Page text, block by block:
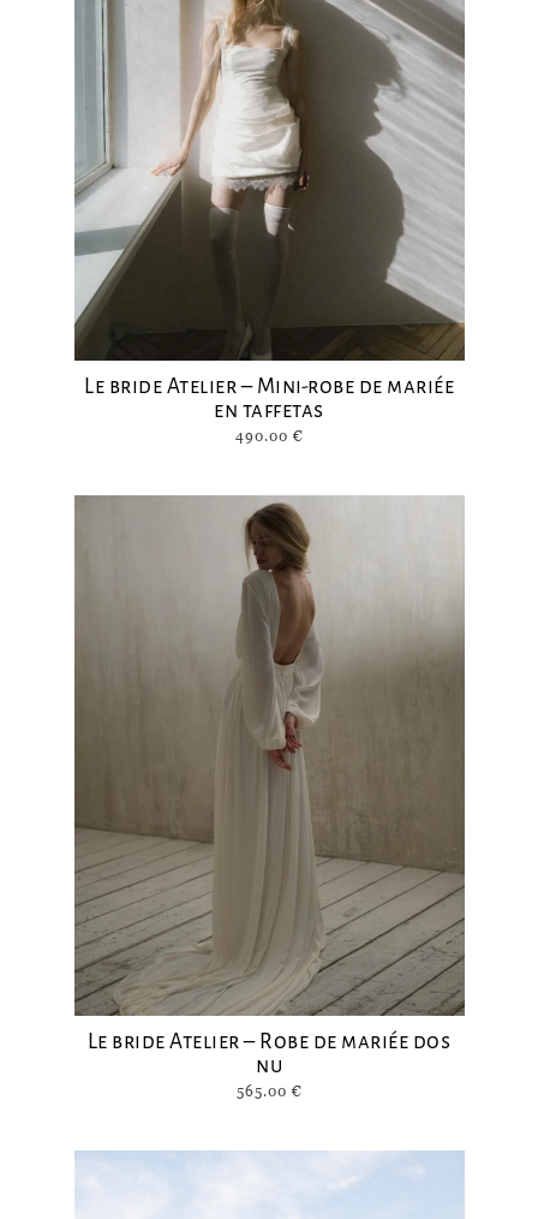
Le bride Atelier – Mini-robe de mariée
en taffetas
490.00 €
Le bride Atelier – Robe de mariée dos
nu
565.00 €